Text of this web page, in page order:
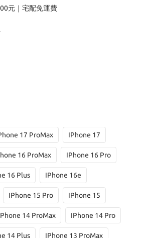
元｜宅配免運費
17 ProMax IPhone 17
16 ProMax IPhone 16 Pro
16 Plus IPhone 16e
IPhone 15 Pro IPhone 15
14 ProMax IPhone 14 Pro
14 Plus IPhone 13 ProMax